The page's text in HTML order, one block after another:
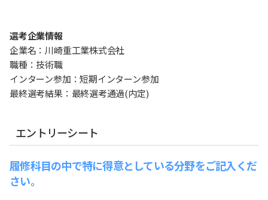
選考企業情報
企業名：川崎重工業株式会社
職種：技術職
インターン参加：短期インターン参加
最終選考結果：最終選考通過(内定)
エントリーシート
履修科目の中で特に得意としている分野をご記入くだ
さい。